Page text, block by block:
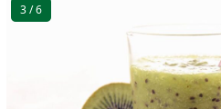
3/ 6